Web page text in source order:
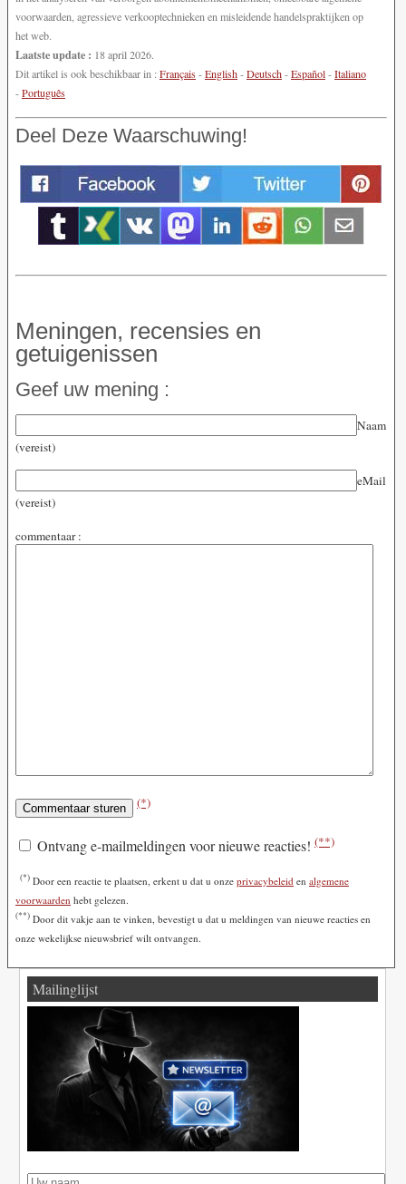
voorwaarden, agressieve verkooptechnieken en misleidende handelspraktijken op
het web.
Laatste update : 18 april 2026.
Dit artikel is ook beschikbaar in :Français-English-Deutsch-Español-Italiano
-Português
Deel Deze Waarschuwing!
Meningen, recensies en
getuigenissen
Geef uw mening :
Naam
(vereist)
eMail
(vereist)
commentaar :
(*)
Ontvang e-mailmeldingen voor nieuwe reacties! (**)
(*) Door een reactie te plaatsen, erkent u dat u onze privacybeleid en algemene
voorwaarden hebt gelezen.
(**) Door dit vakje aan te vinken, bevestigt u dat u meldingen van nieuwe reacties en
onze wekelijkse nieuwsbrief wilt ontvangen.
Mailinglijst